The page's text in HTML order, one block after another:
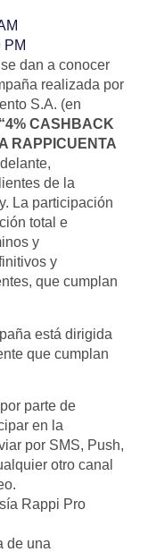
PM
dan a conocer
realizada por
S.A. (en
“4% CASHBACK
RAPPICUENTA
de la
La participación
total e
y
y
que cumplan
está dirigida
que cumplan
parte de
en la
por SMS, Push,
otro canal
Rappi Pro
de una